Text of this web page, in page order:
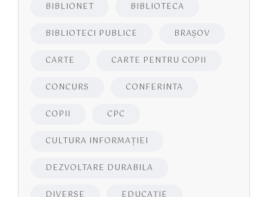
BIBLIONET BIBLIOTECA
BIBLIOTECI PUBLICE BRAŞOV
CARTE CARTE PENTRU COPII
CONCURS CONFERINTA
COPII CPC
CULTURA INFORMAŢIEI
DEZVOLTARE DURABILA